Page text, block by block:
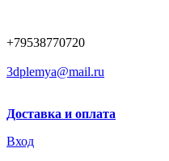
+79538770720
3dplemya@mail.ru
Доставка и оплата
Вход